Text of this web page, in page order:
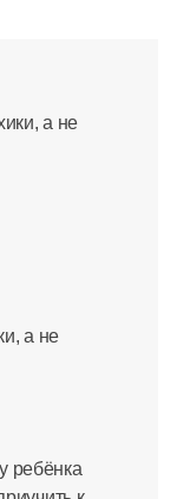
а не